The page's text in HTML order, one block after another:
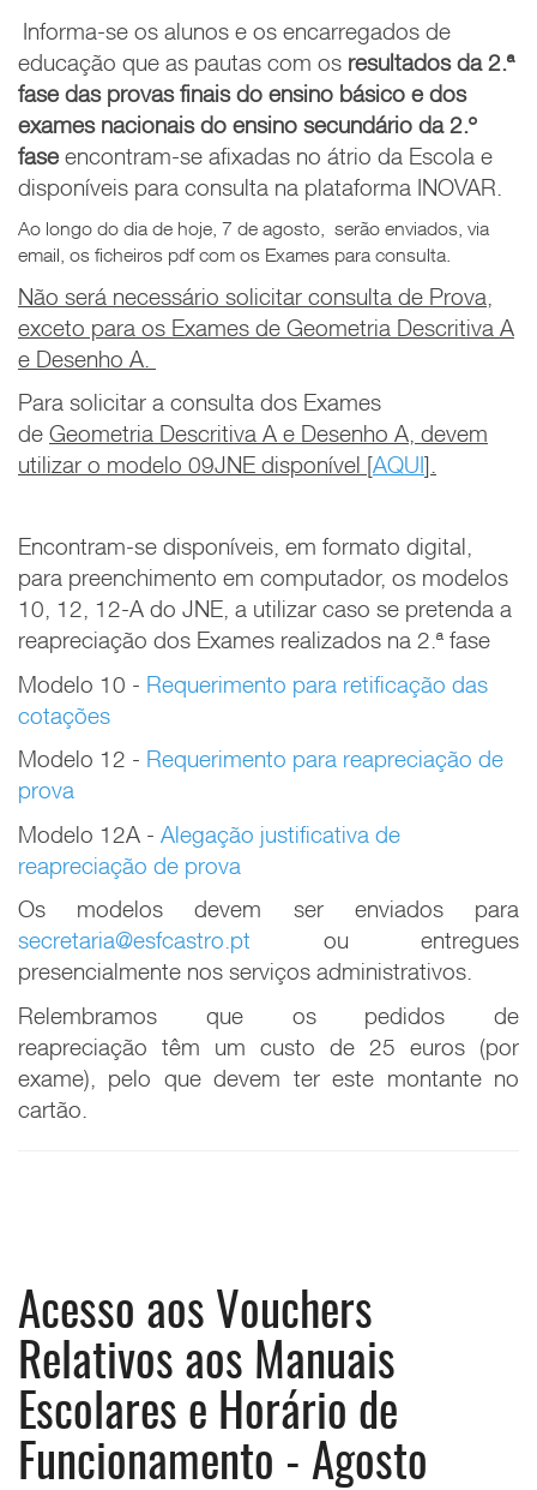
Informa-se os alunos e os encarregados de
educação que as pautas com os resultados da 2.ª
fase das provas finais do ensino básico e dos
exames nacionais do ensino secundário da2.º
fase encontram-se afixadas no átrio da Escola e
disponíveis para consulta na plataforma INOVAR.
Ao longo do dia de hoje, 7 de agosto, serão enviados, via
email, os ficheiros pdf com os Exames para consulta.
Não será necessário solicitar consulta de Prova,
exceto para os Exames de Geometria Descritiva A
e Desenho A.
Para solicitar a consulta dos Exames
de Geometria Descritiva A e Desenho A, devem
utilizar o modelo 09JNE disponível [AQUI].
Encontram-se disponíveis, em formato digital,
para preenchimento em computador, os modelos
10, 12, 12-A do JNE, a utilizar caso se pretenda a
reapreciação dos Exames realizados na 2.ª fase
Modelo 10 - Requerimento para retificação das
cotações
Modelo 12 - Requerimento para reapreciação de
prova
Modelo 12A - Alegação justificativa de
reapreciação de prova
Os modelos devem ser enviados para
secretaria@esfcastro.pt ou entregues
presencialmente nos serviços administrativos.
Relembramos que os pedidos de
reapreciação têm um custo de 25 euros (por
exame), pelo que devem ter este montante no
cartão.
Acesso aos Vouchers
Relativos aos Manuais
Escolares e Horário de
Funcionamento - Agosto